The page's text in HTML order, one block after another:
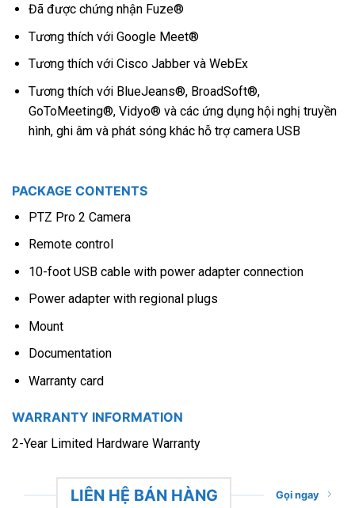
Đã được chứng nhận Fuze®
Tương thích với Google Meet®
Tương thích với Cisco Jabber và WebEx
Tương thích với BlueJeans®, BroadSoft®,
GoToMeeting®, Vidyo® và các ứng dụng hội nghị truyền
hình, ghi âm và phát sóng khác hỗ trợ camera USB
PACKAGE CONTENTS
PTZ Pro 2 Camera
Remote control
10-foot USB cable with power adapter connection
Power adapter with regional plugs
Mount
Documentation
Warranty card
WARRANTY INFORMATION
2-Year Limited Hardware Warranty
LIÊN HỆ BÁN HÀNG Gọi ngay